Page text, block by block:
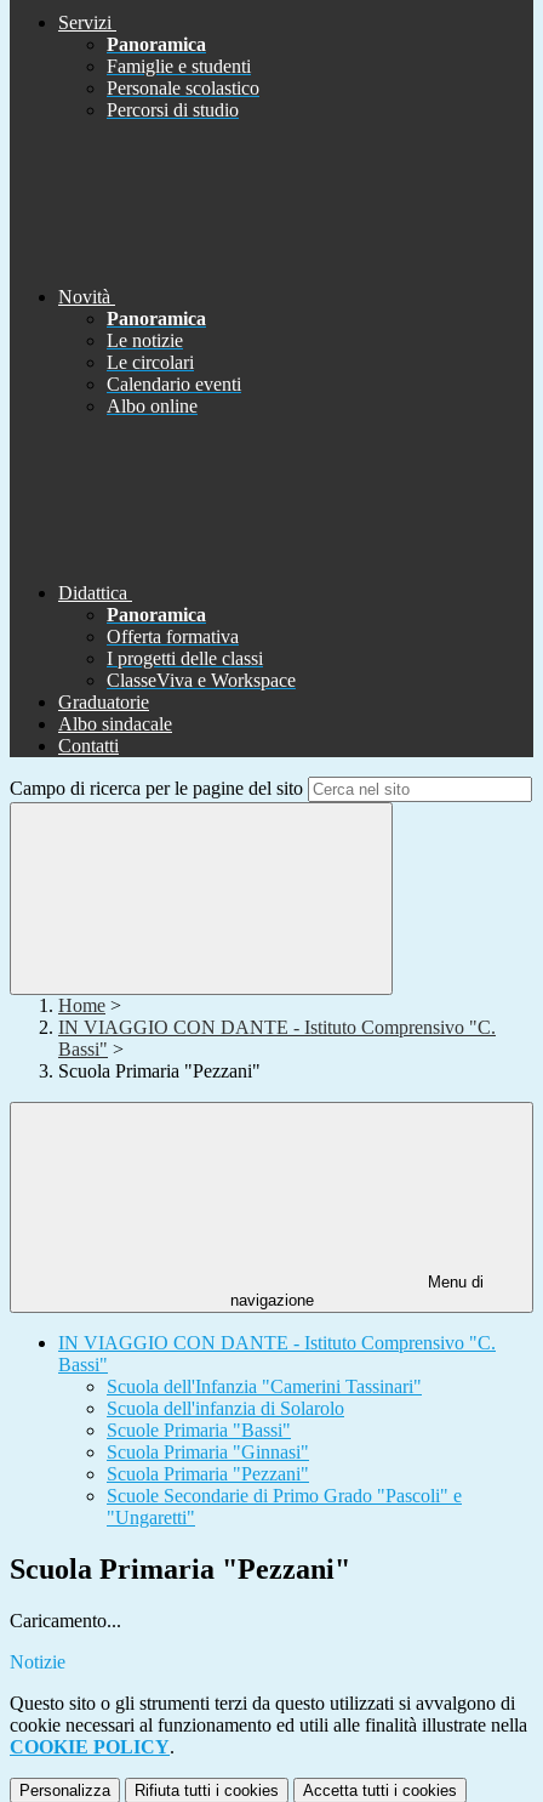
Servizi
Panoramica
Famiglie e studenti
Personale scolastico
Percorsi di studio
Novità
Panoramica
Le notizie
Le circolari
Calendario eventi
Albo online
Didattica
Panoramica
Offerta formativa
I progetti delle classi
ClasseViva e Workspace
Graduatorie
Albo sindacale
Contatti
Campo di ricerca per le pagine del sito
Home >
IN VIAGGIO CON DANTE - Istituto Comprensivo "C.
Bassi" >
Scuola Primaria "Pezzani"
Menu di
navigazione
IN VIAGGIO CON DANTE - Istituto Comprensivo "C.
Bassi"
Scuola dell'Infanzia "Camerini Tassinari"
Scuola dell'infanzia di Solarolo
Scuole Primaria "Bassi"
Scuola Primaria "Ginnasi"
Scuola Primaria "Pezzani"
Scuole Secondarie di Primo Grado "Pascoli" e
"Ungaretti"
Scuola Primaria "Pezzani"
Caricamento...
Notizie
Questo sito o gli strumenti terzi da questo utilizzati si avvalgono di
cookie necessari al funzionamento ed utili alle finalità illustrate nella
COOKIE POLICY.
Personalizza Rifiuta tutti i cookies Accetta tutti i cookies